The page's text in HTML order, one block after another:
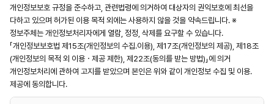
개인정보보호 규정을 준수하고, 관련법령에 의거하여 대상자의 권익보호에 최선을
다하고 있으며 허가된 이용 목적 외에는 사용하지 않을 것을 약속드립니다. ※
정보주체는 개인정보처리자에게 열람, 정정, 삭제를 요구할 수 있습니다.
「개인정보보호법 제15조(개인정보의 수집․이용), 제17조(개인정보의 제공), 제18조
(개인정보의 목적 외 이용ㆍ제공 제한), 제22조(동의를 받는 방법)」에 의거
개인정보처리에 관하여 고지를 받았으며 본인은 위와 같이 개인정보 수집 및 이용․
제공에 동의합니다.